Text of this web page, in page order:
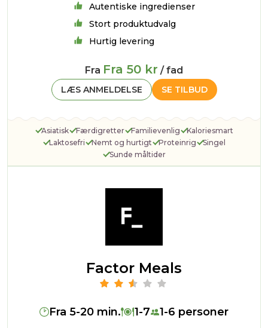
Autentiske ingredienser
Stort produktudvalg
Hurtig levering
Fra Fra 50 kr / fad
SE TILBUD
LÆS ANMELDELSE
Asiatisk Færdigretter Familievenlig
Kaloriesmart
Laktosefri
Nemt og hurtigt Proteinrig
Singel
Sunde måltider
Factor Meals
Fra 5-20 min. 1-7 1-6 personer